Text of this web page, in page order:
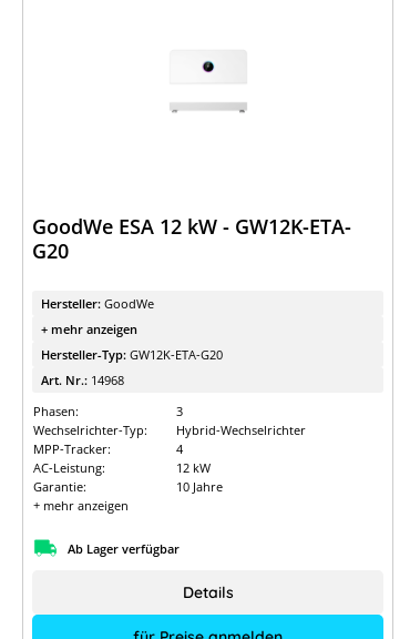
GoodWe ESA 12 kW - GW12K-ETA-
G20
Hersteller: GoodWe
+ mehr anzeigen
Hersteller-Typ: GW12K-ETA-G20
Art. Nr.: 14968
Phasen:
3
Wechselrichter-Typ:
Hybrid-Wechselrichter
MPP-Tracker:
4
AC-Leistung:
12 kW
Garantie:
10 Jahre
+ mehr anzeigen
Ab Lager verfügbar
Details